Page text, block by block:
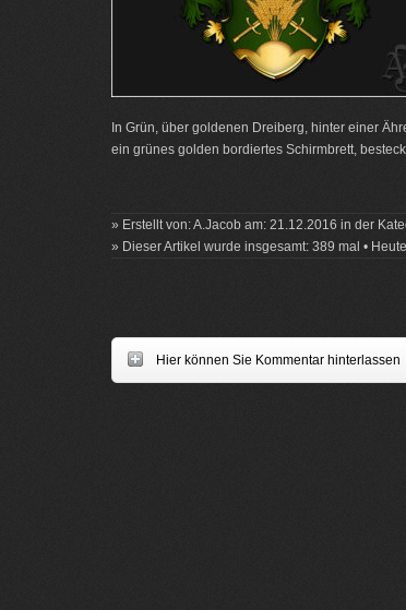
In Grün, über goldenen Dreiberg, hinter einer
ein grünes golden bordiertes Schirmbrett,
» Erstellt von: A.Jacob am: 21.12.2016 in der
» Dieser Artikel wurde insgesamt: 389 mal •
Hier können Sie Kommentar hinterlassen